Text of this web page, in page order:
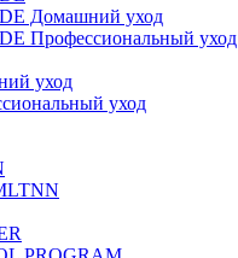
Домашний уход
Профессиональный уход
уход
уход